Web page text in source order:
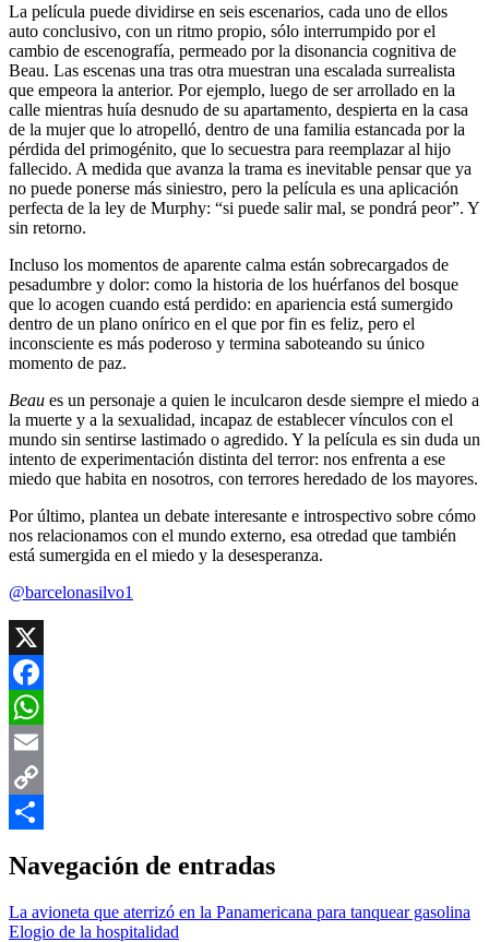
La película puede dividirse en seis escenarios, cada uno de ellos
auto conclusivo, con un ritmo propio, sólo interrumpido por el
cambio de escenografía, permeado por la disonancia cognitiva de
Beau. Las escenas una tras otra muestran una escalada surrealista
que empeora la anterior. Por ejemplo, luego de ser arrollado en la
calle mientras huía desnudo de su apartamento, despierta en la casa
de la mujer que lo atropelló, dentro de una familia estancada por la
pérdida del primogénito, que lo secuestra para reemplazar al hijo
fallecido. A medida que avanza la trama es inevitable pensar que ya
no puede ponerse más siniestro, pero la película es una aplicación
perfecta de la ley de Murphy: “si puede salir mal, se pondrá peor”. Y
sin retorno.
Incluso los momentos de aparente calma están sobrecargados de
pesadumbre y dolor: como la historia de los huérfanos del bosque
que lo acogen cuando está perdido: en apariencia está sumergido
dentro de un plano onírico en el que por fin es feliz, pero el
inconsciente es más poderoso y termina saboteando su único
momento de paz.
Beau es un personaje a quien le inculcaron desde siempre el miedo a
la muerte y a la sexualidad, incapaz de establecer vínculos con el
mundo sin sentirse lastimado o agredido. Y la película es sin duda un
intento de experimentación distinta del terror: nos enfrenta a ese
miedo que habita en nosotros, con terrores heredado de los mayores.
Por último, plantea un debate interesante e introspectivo sobre cómo
nos relacionamos con el mundo externo, esa otredad que también
está sumergida en el miedo y la desesperanza.
@barcelonasilvo1
X
Facebook
WhatsApp
Email
Copy
Navegación de entradas
La avioneta que aterrizó en la Panamericana para tanquear gasolina
Elogio de la hospitalidad